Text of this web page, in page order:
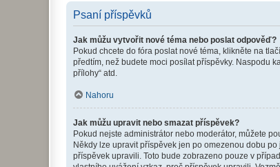
Psaní příspěvků
Jak můžu vytvořit nové téma nebo poslat odpověď?
Pokud chcete do fóra poslat nové téma, klikněte na
předtím, než budete moci posílat příspěvky. Naspodu
přílohy“ atd.
Nahoru
Jak můžu upravit nebo smazat příspěvek?
Pokud nejste administrátor nebo moderátor, můžete
Někdy lze upravit příspěvek jen po omezenou dobu
příspěvek upravili. Toto bude zobrazeno pouze v